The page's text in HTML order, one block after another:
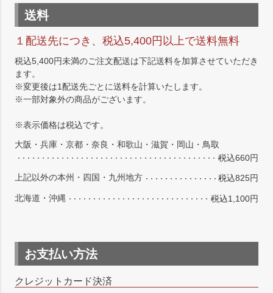
ップ
送料
１配送先につき、税込5,400円以上で送料無料
税込5,400円未満のご注文配送は下記送料を加算させていただき
ます。
※変更後は1配送先ごとに送料を計算いたします。
※一部対象外の商品がございます。
※表示価格は税込です。
大阪・兵庫・京都・奈良・和歌山・滋賀・岡山・鳥取
税込660円
上記以外の本州・四国・九州地方 税込825円
北海道・沖縄 税込1,100円
お支払い方法
クレジットカード決済